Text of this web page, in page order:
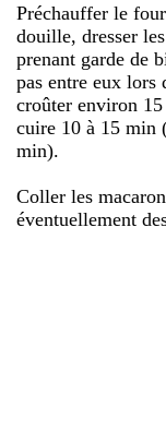
Préchauffer le
douille, dresser
prenant garde de
pas entre eux lors
croûter environ
cuire 10 à 15 min
min).
Coller les
éventuellement